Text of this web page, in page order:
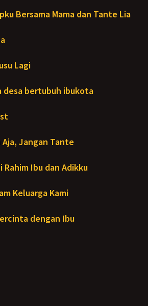
Bersama Mama dan Tante Lia
Lagi
desa bertubuh ibukota
Jangan Tante
Rahim Ibu dan Adikku
Keluarga Kami
dengan Ibu